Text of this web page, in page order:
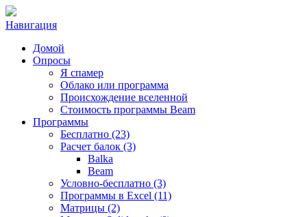
Навигация
Домой
Опросы
Я спамер
Облако или программа
Происхождение вселенной
Стоимость программы Beam
Программы
Бесплатно (23)
Расчет балок (3)
Balka
Beam
Условно-бесплатно (3)
Программы в Excel (11)
Матрицы (2)